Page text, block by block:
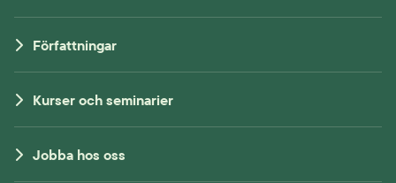
Författningar
Kurser och seminarier
Jobba hos oss